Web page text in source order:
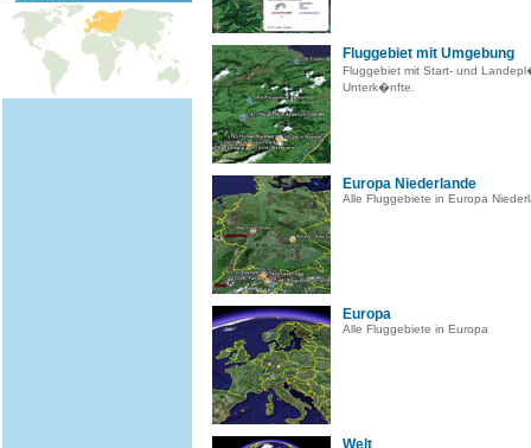
Fluggebiet mit Umgebung
Fluggebiet mit Start- und
Unterk�nfte.
Europa Niederlande
Alle Fluggebiete in Europa
Europa
Alle Fluggebiete in Europa
Welt